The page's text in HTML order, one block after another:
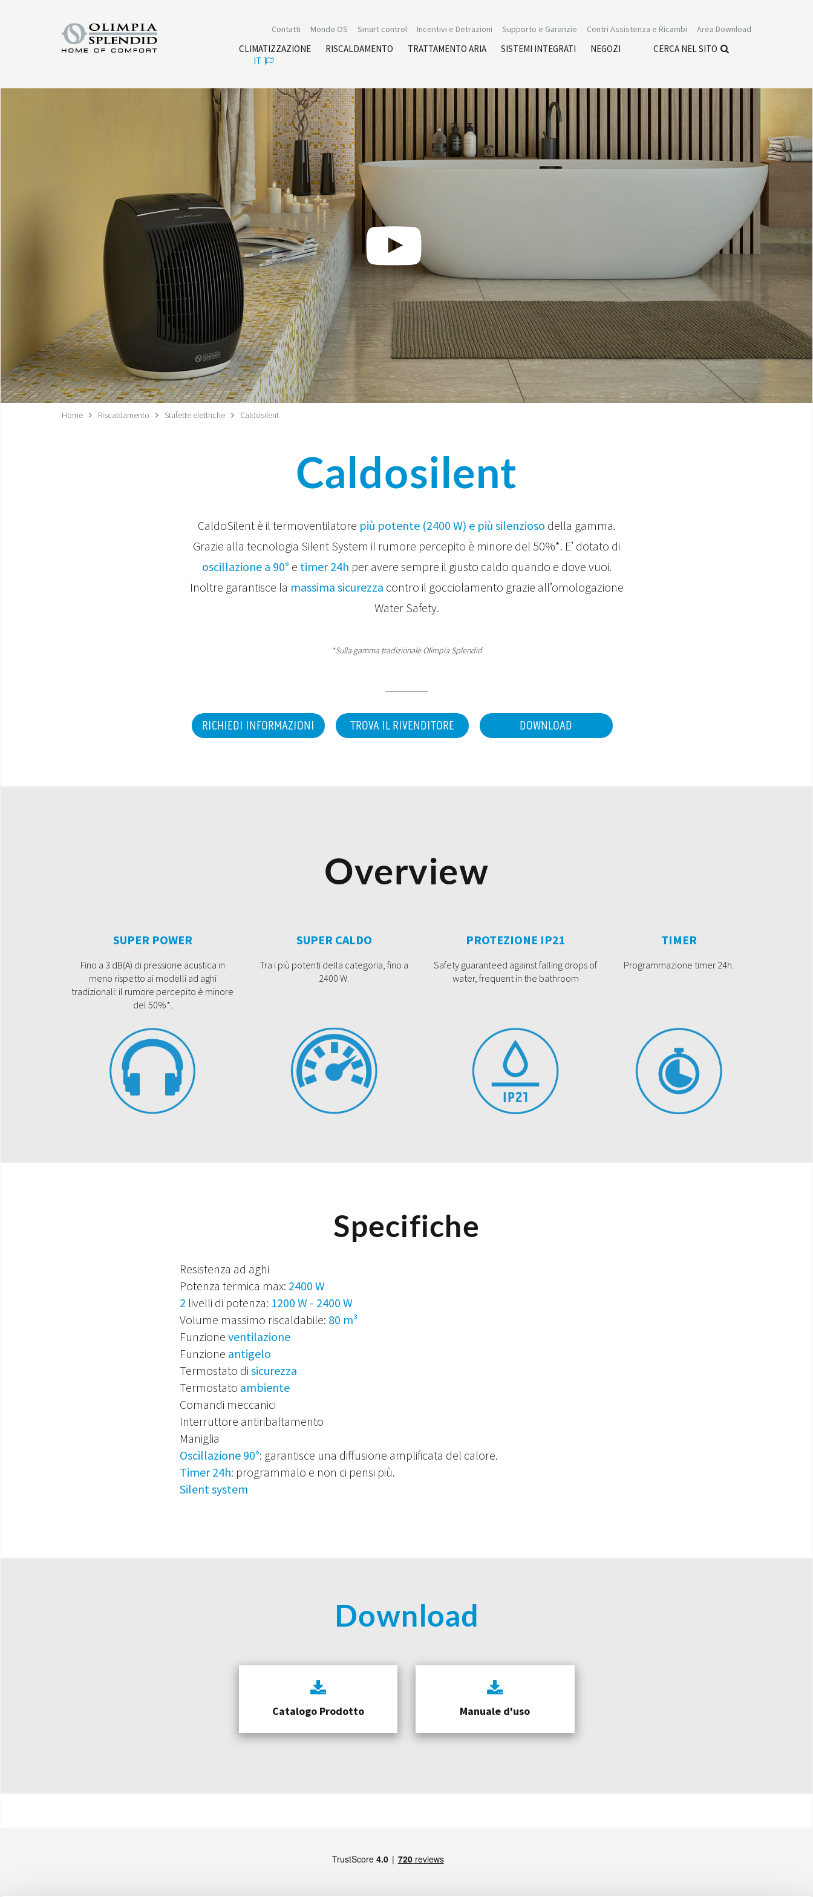
Area Download
Centri Assistenza e Ricambi
Supporto e Garanzie
Incentivi e Detrazioni
Smart control
Mondo OS
Contatti
CLIMATIZZAZIONE RISCALDAMENTO TRATTAMENTO ARIA SISTEMI INTEGRATI NEGOZI
CERCA NEL SITO
IT
Home Riscaldamento Stufette elettriche Caldosilent
Caldosilent
CaldoSilent è il termoventilatore più potente (2400 W) e più silenzioso della gamma.
Grazie alla tecnologia Silent System il rumore percepito è minore del 50%*. E’ dotato di
oscillazione a 90° e timer 24h per avere sempre il giusto caldo quando e dove vuoi.
Inoltre garantisce la massima sicurezza contro il gocciolamento grazie all’omologazione
Water Safety.
*Sulla gamma tradizionale Olimpia Splendid
RICHIEDI INFORMAZIONI TROVA IL RIVENDITORE DOWNLOAD
Overview
SUPER POWER
Fino a 3 dB(A) di pressione acustica in
meno rispetto ai modelli ad aghi
tradizionali: il rumore percepito è minore
del 50%*.
SUPER CALDO
Tra i più potenti della categoria, fino a
2400 W.
PROTEZIONE IP21
Safety guaranteed against falling drops of
water, frequent in the bathroom
TIMER
Programmazione timer 24h.
Specifiche
Resistenza ad aghi
Potenza termica max: 2400 W
2 livelli di potenza: 1200 W - 2400 W
Volume massimo riscaldabile: 80 m³
Funzione ventilazione
Funzione antigelo
Termostato di sicurezza
Termostato ambiente
Comandi meccanici
Interruttore antiribaltamento
Maniglia
Oscillazione 90°: garantisce una diffusione amplificata del calore.
Timer 24h: programmalo e non ci pensi più.
Silent system
Download
Catalogo Prodotto Manuale d'uso